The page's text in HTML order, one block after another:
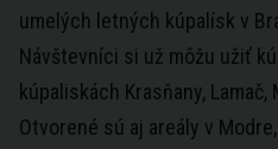
umelých letných kúpalísk v
Návštevníci si už môžu užiť
kúpaliskách Krasňany,
Otvorené sú aj areály v